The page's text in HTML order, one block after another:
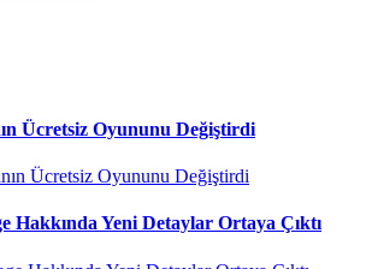
Ücretsiz Oyununu Değiştirdi
Hakkında Yeni Detaylar Ortaya Çıktı